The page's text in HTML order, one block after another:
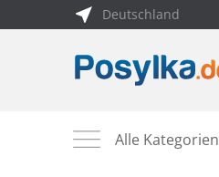
Deutschland
Alle Kategorien